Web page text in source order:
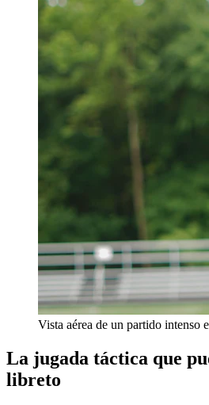
Vista aérea de un partido intenso
La jugada táctica que
libreto